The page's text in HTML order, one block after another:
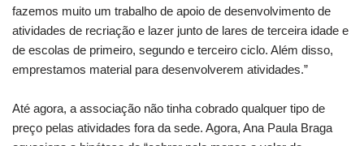
fazemos muito um trabalho de apoio de desenvolvimento de
atividades de recriação e lazer junto de lares de terceira idade e
de escolas de primeiro, segundo e terceiro ciclo. Além disso,
emprestamos material para desenvolverem atividades.”
Até agora, a associação não tinha cobrado qualquer tipo de
preço pelas atividades fora da sede. Agora, Ana Paula Braga